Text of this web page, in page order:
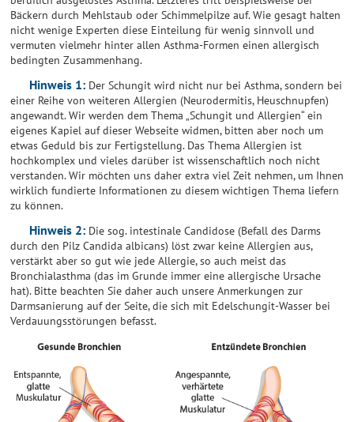
Bäckern durch Mehlstaub oder Schimmelpilze auf. Wie gesagt halten
nicht wenige Experten diese Einteilung für wenig sinnvoll und
vermuten vielmehr hinter allen Asthma-Formen einen allergisch
bedingten Zusammenhang.
Hinweis 1:Der Schungit wird nicht nur bei Asthma, sondern bei
einer Reihe von weiteren Allergien (Neurodermitis, Heuschnupfen)
angewandt. Wir werden dem Thema „Schungit und Allergien“ ein
eigenes Kapiel auf dieser Webseite widmen, bitten aber noch um
etwas Geduld bis zur Fertigstellung. Das Thema Allergien ist
hochkomplex und vieles darüber ist wissenschaftlich noch nicht
verstanden. Wir möchten uns daher extra viel Zeit nehmen, um Ihnen
wirklich fundierte Informationen zu diesem wichtigen Thema liefern
zu können.
Hinweis 2:Die sog. intestinale Candidose (Befall des Darms
durch den Pilz Candida albicans) löst zwar keine Allergien aus,
verstärkt aber so gut wie jede Allergie, so auch meist das
Bronchialasthma (das im Grunde immer eine allergische Ursache
hat). Bitte beachten Sie daher auch unsere Anmerkungen zur
Darmsanierung auf der Seite, die sich mit Edelschungit-Wasser bei
Verdauungsstörungen befasst.